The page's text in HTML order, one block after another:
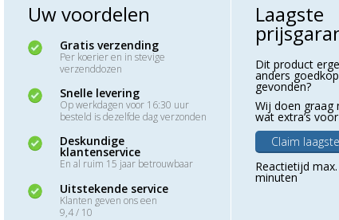
Uw voordelen
Gratis verzending
Per koerier en in stevige
verzenddozen
Snelle levering
Op werkdagen voor 16:30 uur
besteld is dezelfde dag verzonden
Deskundige
klantenservice
En al ruim 15 jaar betrouwbaar
Uitstekende service
Klanten geven ons een
9,4 / 10
Laagste
Dit product
anders
gevonden?
Wij doen graag
wat extra’s
Claim
Reactietijd
minuten